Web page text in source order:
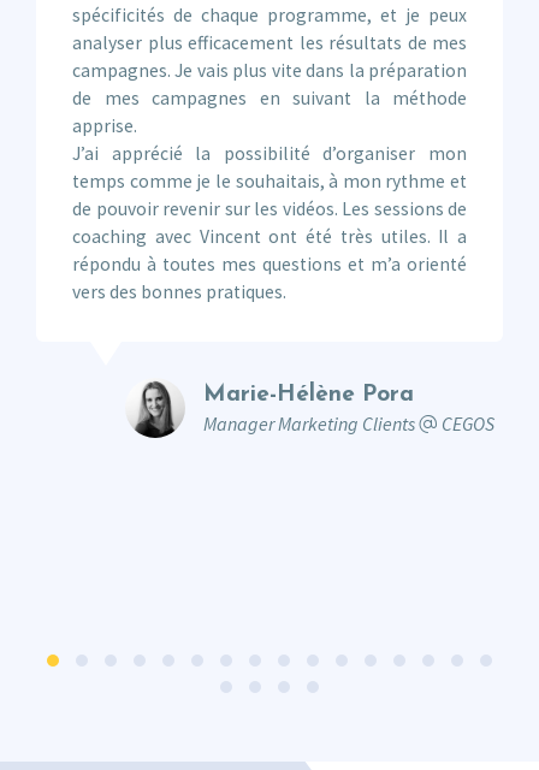
spécificités de chaque programme, et je peux
analyser plus efficacement les résultats de mes
campagnes. Je vais plus vite dans la préparation
de mes campagnes en suivant la méthode
apprise.
J’ai apprécié la possibilité d’organiser mon
temps comme je le souhaitais, à mon rythme et
de pouvoir revenir sur les vidéos. Les sessions de
coaching avec Vincent ont été très utiles. Il a
répondu à toutes mes questions et m’a orienté
vers des bonnes pratiques.
Marie-Hélène Pora
Manager Marketing Clients CEGOS